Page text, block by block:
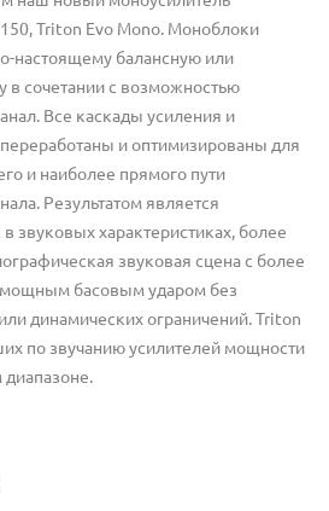
Triton Evo Mono. Моноблоки
настоящему балансную или
в сочетании с возможностью
Все каскады усиления и
и оптимизированы для
и наиболее прямого пути
Результатом является
звуковых характеристиках, более
звуковая сцена с более
мощным басовым ударом без
динамических ограничений. Triton
по звучанию усилителей мощности